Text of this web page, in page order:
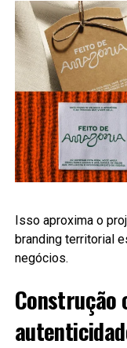
Isso aproxima o
branding territorial
negócios.
Construção